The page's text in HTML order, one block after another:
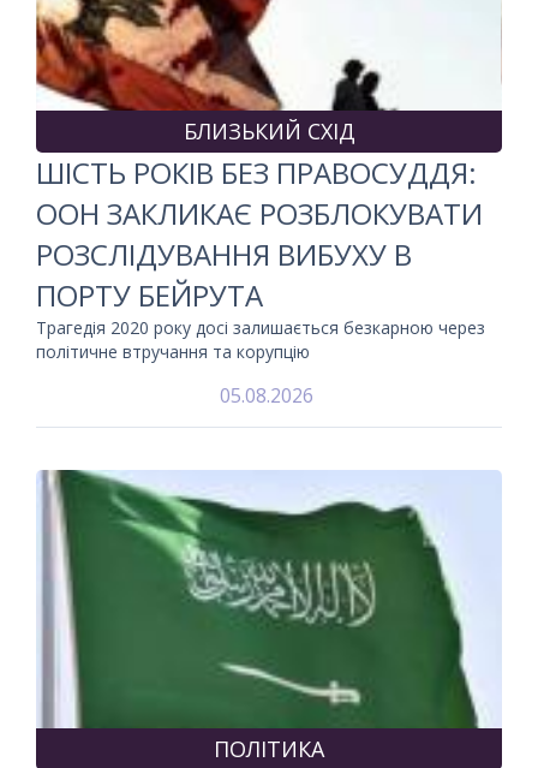
БЛИЗЬКИЙ СХІД
ШІСТЬ РОКІВ БЕЗ ПРАВОСУДДЯ:
ООН ЗАКЛИКАЄ РОЗБЛОКУВАТИ
РОЗСЛІДУВАННЯ ВИБУХУ В
ПОРТУ БЕЙРУТА
Трагедія 2020 року досі залишається безкарною через
політичне втручання та корупцію
05.08.2026
ПОЛІТИКА